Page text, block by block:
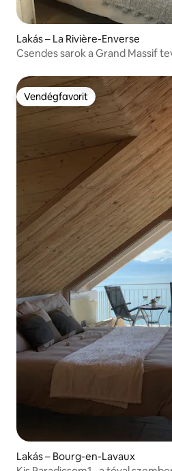
Lakás – La Rivière-Enverse
Csendes sarok a Grand Massif
Vendégfavorit
Vendégfavorit
Lakás – Bourg-en-Lavaux